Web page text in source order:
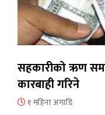
सहकारीको ऋण
कारबाही गरिने
१ महिना अगाडि